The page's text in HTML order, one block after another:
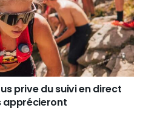
prive du suivi en direct
apprécieront